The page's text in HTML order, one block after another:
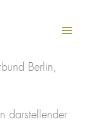
Berlin,
darstellender